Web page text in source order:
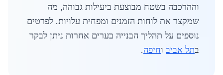
וההרכבה בשטח מבוצעת ביעילות גבוהה, מה
שמקצר את לוחות הזמנים ומפחית עלויות. לפרטים
נוספים על תהליך הבנייה בערים אחרות ניתן לבקר
בתל אביב וחיפה.